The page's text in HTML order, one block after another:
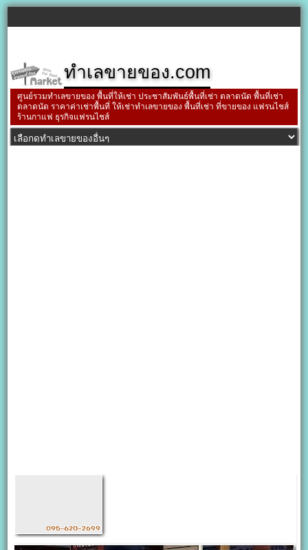
ทำเลขายของ.com
ศูนย์รวมทำเลขายของ พื้นที่ให้เช่า ประชาสัมพันธ์พื้นที่เช่า ตลาดนัด พื้นที่เช่า
ตลาดนัด ราคาค่าเช่าพื้นที่ ให้เช่าทำเลขายของ พื้นที่เช่า ที่ขายของ แฟรนไชส์
ร้านกาแฟ ธุรกิจแฟรนไชส์